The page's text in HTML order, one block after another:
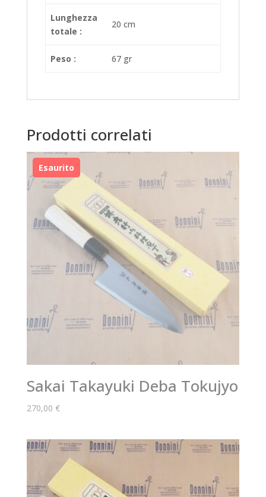
Lunghezza
totale :
20 cm
Peso : 67 gr
Prodotti correlati
Sakai Takayuki Deba Tokujyo
270,00 €